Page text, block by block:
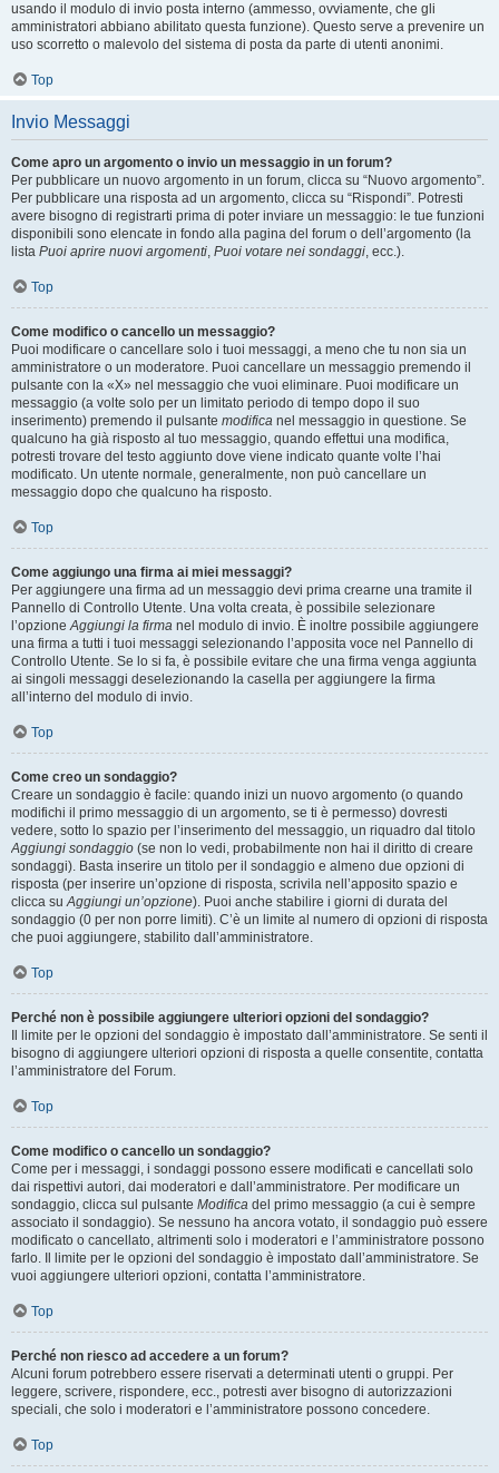
usando il modulo di invio posta interno (ammesso, ovviamente, che gli
amministratori abbiano abilitato questa funzione). Questo serve a prevenire un
uso scorretto o malevolo del sistema di posta da parte di utenti anonimi.
Top
Invio Messaggi
Come apro un argomento o invio un messaggio in un forum?
Per pubblicare un nuovo argomento in un forum, clicca su “Nuovo argomento”.
Per pubblicare una risposta ad un argomento, clicca su “Rispondi”. Potresti
avere bisogno di registrarti prima di poter inviare un messaggio: le tue funzioni
disponibili sono elencate in fondo alla pagina del forum o dell’argomento (la
lista Puoi aprire nuovi argomenti, Puoi votare nei sondaggi, ecc.).
Top
Come modifico o cancello un messaggio?
Puoi modificare o cancellare solo i tuoi messaggi, a meno che tu non sia un
amministratore o un moderatore. Puoi cancellare un messaggio premendo il
pulsante con la «X» nel messaggio che vuoi eliminare. Puoi modificare un
messaggio (a volte solo per un limitato periodo di tempo dopo il suo
inserimento) premendo il pulsante modifica nel messaggio in questione. Se
qualcuno ha già risposto al tuo messaggio, quando effettui una modifica,
potresti trovare del testo aggiunto dove viene indicato quante volte l’hai
modificato. Un utente normale, generalmente, non può cancellare un
messaggio dopo che qualcuno ha risposto.
Top
Come aggiungo una firma ai miei messaggi?
Per aggiungere una firma ad un messaggio devi prima crearne una tramite il
Pannello di Controllo Utente. Una volta creata, è possibile selezionare
l’opzioneAggiungi la firma nel modulo di invio. È inoltre possibile aggiungere
una firma a tutti i tuoi messaggi selezionando l’apposita voce nel Pannello di
Controllo Utente. Se lo si fa, è possibile evitare che una firma venga aggiunta
ai singoli messaggi deselezionando la casella per aggiungere la firma
all’interno del modulo di invio.
Top
Come creo un sondaggio?
Creare un sondaggio è facile: quando inizi un nuovo argomento (o quando
modifichi il primo messaggio di un argomento, se ti è permesso) dovresti
vedere, sotto lo spazio per l’inserimento del messaggio, un riquadro dal titolo
Aggiungi sondaggio (se non lo vedi, probabilmente non hai il diritto di creare
sondaggi). Basta inserire un titolo per il sondaggio e almeno due opzioni di
risposta (per inserire un’opzione di risposta, scrivila nell’apposito spazio e
clicca suAggiungi un’opzione). Puoi anche stabilire i giorni di durata del
sondaggio (0 per non porre limiti). C’è un limite al numero di opzioni di risposta
che puoi aggiungere, stabilito dall’amministratore.
Top
Perché non è possibile aggiungere ulteriori opzioni del sondaggio?
Il limite per le opzioni del sondaggio è impostato dall’amministratore. Se senti il
bisogno di aggiungere ulteriori opzioni di risposta a quelle consentite, contatta
l’amministratore del Forum.
Top
Come modifico o cancello un sondaggio?
Come per i messaggi, i sondaggi possono essere modificati e cancellati solo
dai rispettivi autori, dai moderatori e dall’amministratore. Per modificare un
sondaggio, clicca sul pulsante Modifica del primo messaggio (a cui è sempre
associato il sondaggio). Se nessuno ha ancora votato, il sondaggio può essere
modificato o cancellato, altrimenti solo i moderatori e l’amministratore possono
farlo. Il limite per le opzioni del sondaggio è impostato dall’amministratore. Se
vuoi aggiungere ulteriori opzioni, contatta l’amministratore.
Top
Perché non riesco ad accedere a un forum?
Alcuni forum potrebbero essere riservati a determinati utenti o gruppi. Per
leggere, scrivere, rispondere, ecc., potresti aver bisogno di autorizzazioni
speciali, che solo i moderatori e l’amministratore possono concedere.
Top